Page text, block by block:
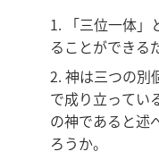
1. 「三位一体」
ることができる
2. 神は三つの別
で成り立ってい
の神であると述
ろうか。